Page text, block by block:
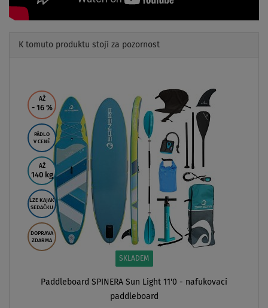
K tomuto produktu stojí za pozornost
AŽ
- 16 %
PÁDLO
V CENĚ
AŽ
140 kg
LZE KAJAK
SEDAČKU
DOPRAVA
ZDARMA
SKLADEM
Paddleboard SPINERA Sun Light 11'0 - nafukovací
paddleboard